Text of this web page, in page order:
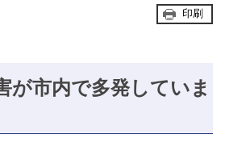
印刷
が市内で多発していま